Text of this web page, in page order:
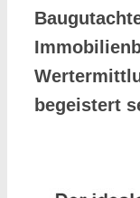
begeistert